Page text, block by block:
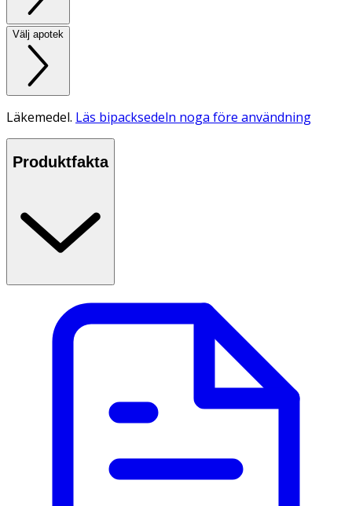
Välj apotek
Läkemedel. Läs bipacksedeln noga före användning
Produktfakta